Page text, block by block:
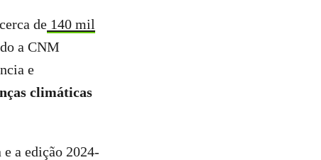
de 140 mil
a CNM
e
climáticas
a edição 2024-